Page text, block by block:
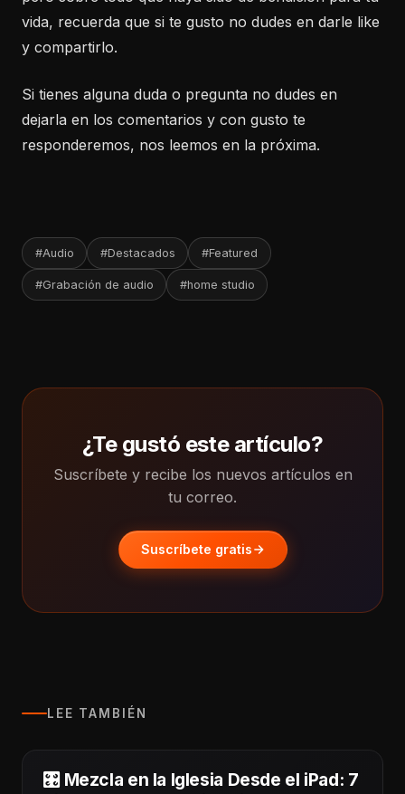
vida, recuerda que si te gusto no dudes en darle like
y compartirlo.
Si tienes alguna duda o pregunta no dudes en
dejarla en los comentarios y con gusto te
responderemos, nos leemos en la próxima.
#Audio #Destacados #Featured
#Grabación de audio #home studio
¿Te gustó este artículo?
Suscríbete y recibe los nuevos artículos en
tu correo.
Suscríbete gratis
LEE TAMBIÉN
🎛️ Mezcla en la Iglesia Desde el iPad: 7